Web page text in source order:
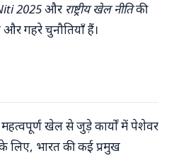
2025और राष्ट्रीय खेल नीतिकी
गहरे चुनौतियाँ हैं।
महत्वपूर्ण खेल से जुड़े कार्यों में पेशेवर
लिए, भारत की कई प्रमुख